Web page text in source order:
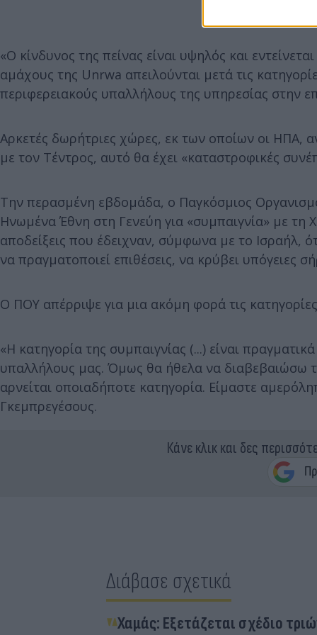
«Ο κίνδυνος της πείνας είναι υψηλός και
αμάχους της Unrwa απειλούνται μετά τις
περιφερειακούς υπαλλήλους της υπηρεσίας στην
Αρκετές δωρήτριες χώρες, εκ των οποίων οι ΗΠΑ,
με τον Τέντρος, αυτό θα έχει «καταστροφικές
Την περασμένη εβδομάδα, ο Παγκόσμιος
Ηνωμένα Έθνη στη Γενεύη για «συμπαιγνία» με τη
αποδείξεις που έδειχναν, σύμφωνα με το Ισραήλ,
να πραγματοποιεί επιθέσεις, να κρύβει υπόγειες
Ο ΠΟΥ απέρριψε για μια ακόμη φορά τις
«Η κατηγορία της συμπαιγνίας (...) είναι
υπαλλήλους μας. Όμως θα ήθελα να διαβεβαιώσω
αρνείται οποιαδήποτε κατηγορία. Είμαστε
Γκεμπρεγέσους.
Κάνε κλικ και δες
Διάβασε σχετικά
Χαμάς: Εξετάζεται σχέδιο